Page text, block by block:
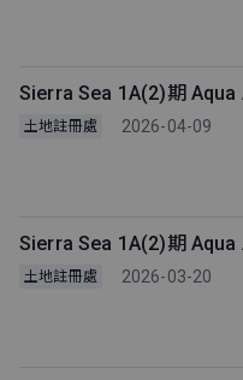
Sierra Sea 1A(2)期 Aqua
土地註冊處
2026-04-09
Sierra Sea 1A(2)期
土地註冊處
2026-03-20